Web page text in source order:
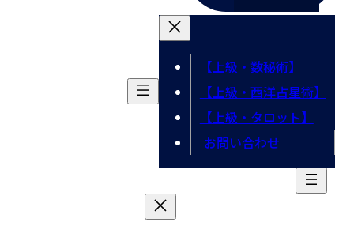
【上級・数秘術】
【上級・西洋占星術】
【上級・タロット】
お問い合わせ